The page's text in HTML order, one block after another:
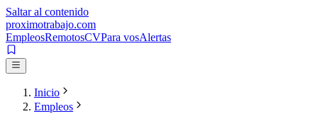
Saltar al contenido
proximotrabajo.com
EmpleosRemotosCVPara vosAlertas
Inicio
Empleos